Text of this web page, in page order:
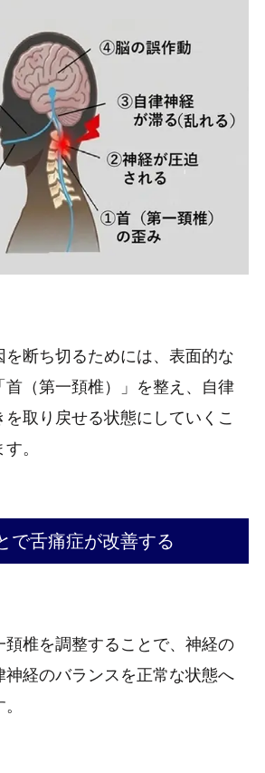
を断ち切るためには、表面的な
（第一頚椎）」を整え、自律
取り戻せる状態にしていくこ
。
で舌痛症が改善する
頚椎を調整することで、神経の
経のバランスを正常な状態へ